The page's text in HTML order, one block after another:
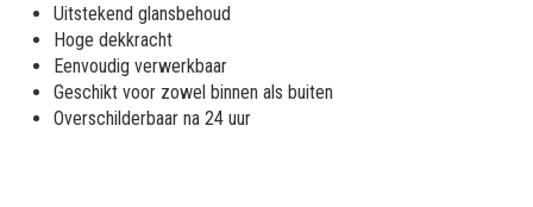
Uitstekend glansbehoud
Hoge dekkracht
Eenvoudig verwerkbaar
Geschikt voor zowel binnen als buiten
Overschilderbaar na 24 uur